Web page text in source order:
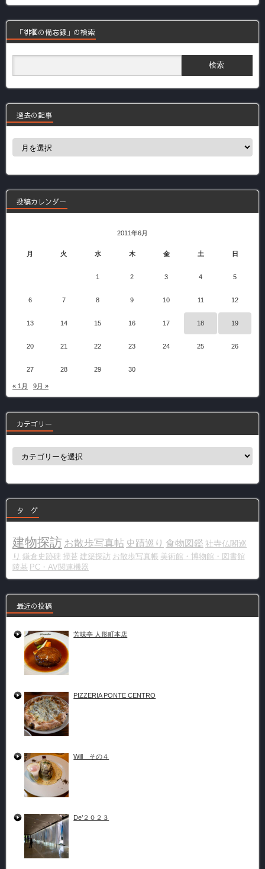
「徘徊の備忘録」の検索
過去の記事
過
事
投稿カレンダー
2011年6月
月 火 水 木 金 土 日
1 2 3 4 5
6 7 8 9 10 11 12
13 14 15 16 17 18 19
20 21 22 23 24 25 26
27 28 29 30
« 1月 9月 »
カテゴリー
カ
ー
タ グ
建物探訪 お散歩写真帖 史蹟巡り 食物図鑑 社寺仏閣巡
り 鎌倉史跡碑 掃苔 建築探訪 お散歩写真帳 美術館・博物館・図書館
陵墓 PC・AV関連機器
最近の投稿
芳味亭 人形町本店
PIZZERIA PONTE CENTRO
Will その４
De’２０２３